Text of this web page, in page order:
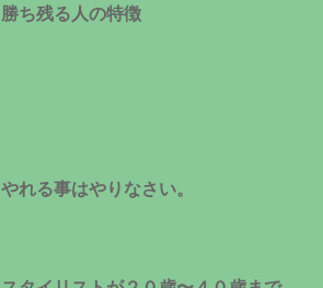
勝ち残る人の特徴
やれる事はやりなさい。